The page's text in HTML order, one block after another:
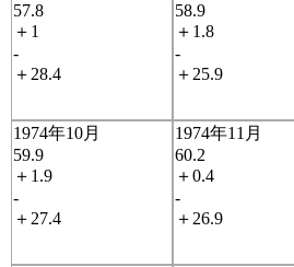
57.8
＋1
-
＋28.4
58.9
＋1.8
-
＋25.9
1974年10月
59.9
＋1.9
-
＋27.4
1974年11月
60.2
＋0.4
-
＋26.9